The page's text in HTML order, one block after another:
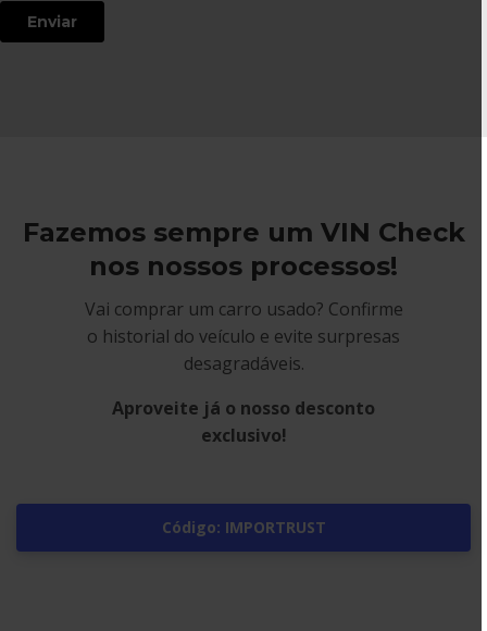
Fazemos sempre um VIN Check
nos nossos processos!
Vai comprar um carro usado? Confirme
o historial do veículo e evite surpresas
desagradáveis.
Aproveite já o nosso desconto
exclusivo!
Código: IMPORTRUST